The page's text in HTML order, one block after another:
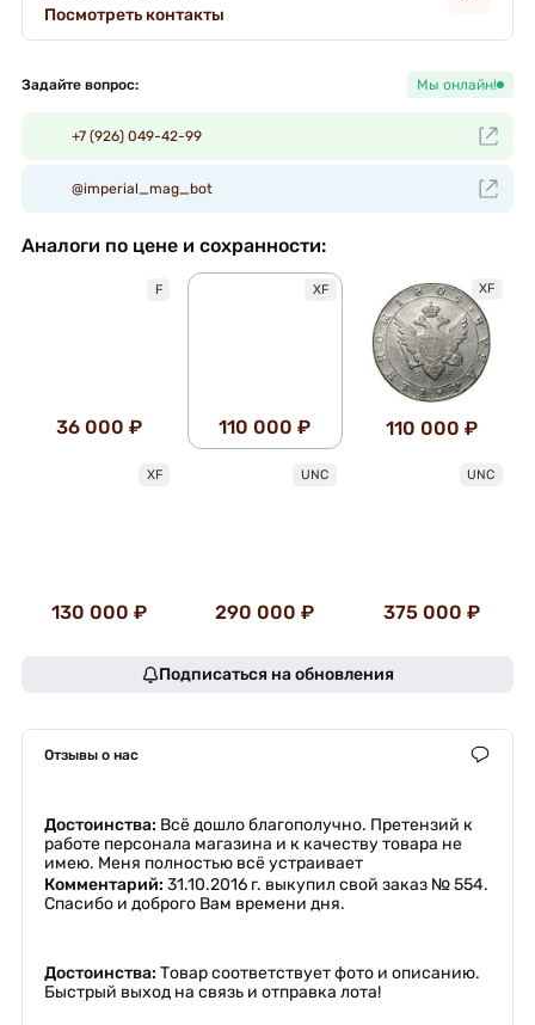
Посмотреть контакты
Задайте вопрос: Мы онлайн!
+7 (926) 049-42-99
@imperial_mag_bot
Аналоги по цене и сохранности:
F
36 000 ₽
XF
110 000 ₽
XF
110 000 ₽
XF
130 000 ₽
UNC
290 000 ₽
UNC
375 000 ₽
Подписаться на обновления
Отзывы о нас
Достоинства: Всё дошло благополучно. Претензий к
работе персонала магазина и к качеству товара не
имею. Меня полностью всё устраивает
Комментарий: 31.10.2016 г. выкупил свой заказ № 554.
Спасибо и доброго Вам времени дня.
Достоинства: Товар соответствует фото и описанию.
Быстрый выход на связь и отправка лота!